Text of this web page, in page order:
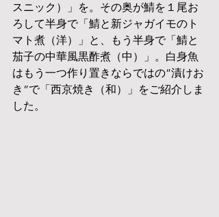
スニック）」を。その奥が鯖を１尾お
ろして半身で「鯖と新ジャガイモのト
マト煮（洋）」と、もう半身で「鯖と
茄子の中華風黒酢煮（中）」。白身魚
はもう一つ作り置きならではの”漬けお
き”で「西京焼き（和）」をご紹介しま
した。